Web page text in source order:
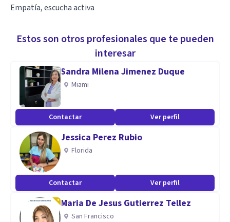
Empatía, escucha activa
Estos son otros profesionales que te pueden
interesar
Sandra Milena Jimenez Duque
Miami
Contactar Ver perfil
Jessica Perez Rubio
Florida
Contactar Ver perfil
Maria De Jesus Gutierrez Tellez
San Francisco